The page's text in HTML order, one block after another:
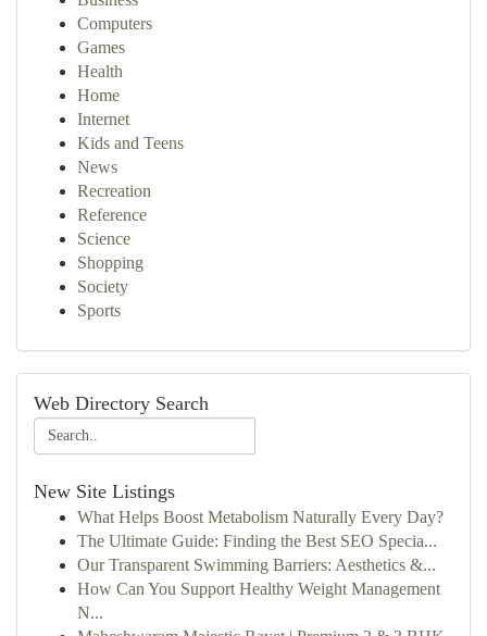
Computers
Games
Health
Home
Internet
Kids and Teens
News
Recreation
Reference
Science
Shopping
Society
Sports
Web Directory Search
New Site Listings
What Helps Boost Metabolism Naturally Every Day?
The Ultimate Guide: Finding the Best SEO Specia...
Our Transparent Swimming Barriers: Aesthetics &...
How Can You Support Healthy Weight Management
N...